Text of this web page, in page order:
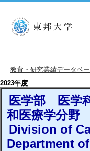
教育・研究業績データベ
2023年度
医学部 医学
和医療学分野
Division of
Department